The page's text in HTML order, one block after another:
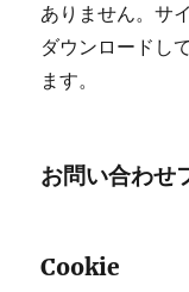
ありません。サ
ダウンロードし
ます。
お問い合わせ
Cookie